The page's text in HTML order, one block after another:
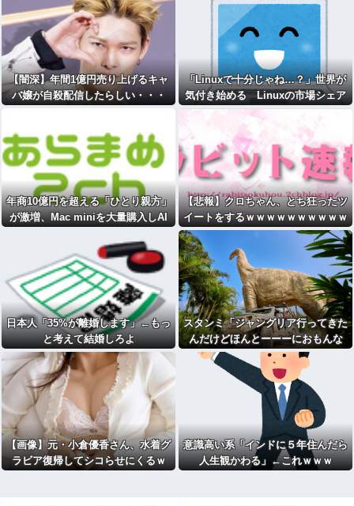
【闇深】年間1億円売り上げるキャ
バ嬢が自殺配信したらしい・・・
「Linuxで十分じゃね…？」世界が
気付き始める Linuxの市場シェア
が初めて10%超える Windows窮
地 [323057825]
年商10億円を超える「ひとり親方」
が激増、Mac miniを大量購入しAI
【悲報】クロちゃん、とち狂ったツ
イートをするｗｗｗｗｗｗｗｗｗｗ
ｗ
日本人「35%が離婚します」←もっ
と考えて結婚しろよ
スタンミ「ジャングリア行ってきた
んだけどほんとーーーにおもんな
い！！！！」
【画像】元・小倉優香さん、水着グ
ラビア復帰してシコらせにくるｗ
意識高い系「インドに５年住んだら
人生観かわる」←これｗｗｗ